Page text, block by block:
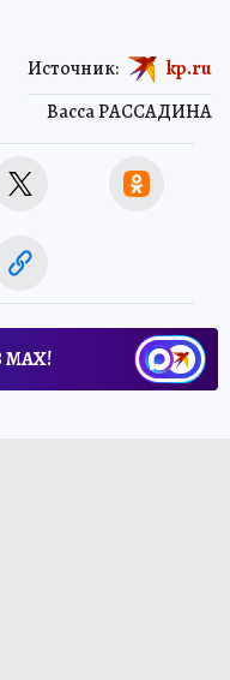
Васса РАССАДИНА
Источник: kp.ru
МАХ!